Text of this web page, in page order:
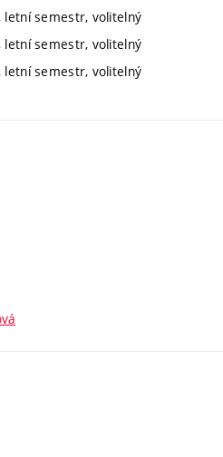
semestr, volitelný
semestr, volitelný
semestr, volitelný